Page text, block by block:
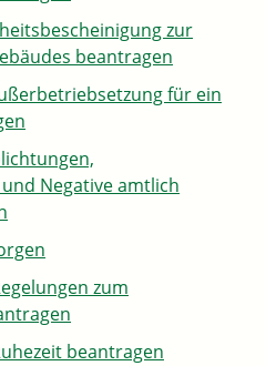
zur
beantragen
für ein
Negative amtlich
zum
beantragen